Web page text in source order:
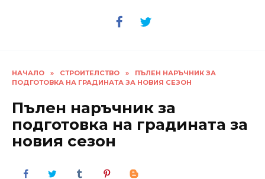
НАЧАЛО » СТРОИТЕЛСТВО »
ПЪЛЕН НАРЪЧНИК ЗА
ПОДГОТОВКА НА ГРАДИНАТА ЗА НОВИЯ СЕЗОН
Пълен наръчник за
подготовка на градината за
новия сезон